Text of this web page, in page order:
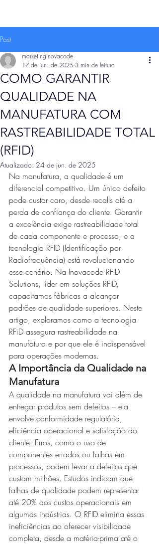
Post
COMO GARANTIR
QUALIDADE NA
MANUFATURA COM
RASTREABILIDADE TOTAL
(RFID)
marketinginovacode
17 de jun. de 2025 3 min de leitura
Atualizado: 24 de jun. de 2025
Na manufatura, a qualidade é um
diferencial competitivo. Um único defeito
pode custar caro, desde recalls até a
perda de confiança do cliente. Garantir
a excelência exige rastreabilidade total
de cada componente e processo, e a
tecnologia RFID (Identificação por
Radiofrequência) está revolucionando
esse cenário. Na Inovacode RFID
Solutions, líder em soluções RFID,
capacitamos fábricas a alcançar
padrões de qualidade superiores. Neste
artigo, exploramos como a tecnologia
RFiD assegura rastreabilidade na
manufatura e por que ele é indispensável
para operações modernas.
A Importância da Qualidade na
Manufatura
A qualidade na manufatura vai além de
entregar produtos sem defeitos – ela
envolve conformidade regulatória,
eficiência operacional e satisfação do
cliente. Erros, como o uso de
componentes errados ou falhas em
processos, podem levar a defeitos que
custam milhões. Estudos indicam que
falhas de qualidade podem representar
até 20% dos custos operacionais em
algumas indústrias. O RFID elimina essas
ineficiências ao oferecer visibilidade
completa, desde a matéria-prima até o